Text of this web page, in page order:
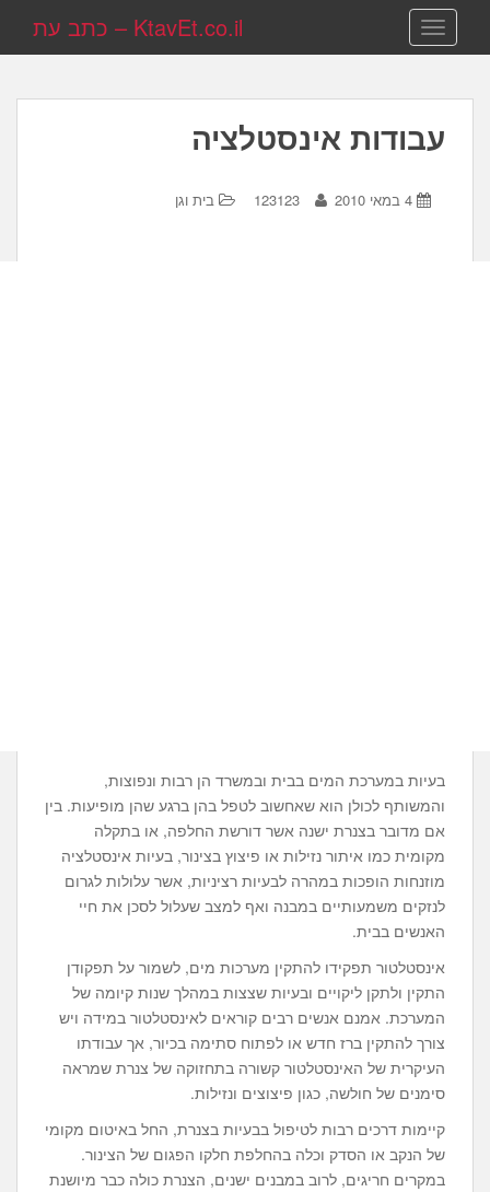
TOGGLE NAVIGATION KtavEt.co.il – כתב עת
עבודות אינסטלציה
4 במאי 2010 123123 בית וגן
בעיות במערכת המים בבית ובמשרד הן רבות ונפוצות,
והמשותף לכולן הוא שאחשוב לטפל בהן ברגע שהן מופיעות. בין
אם מדובר בצנרת ישנה אשר דורשת החלפה, או בתקלה
מקומית כמו איתור נזילות או פיצוץ בצינור, בעיות אינסטלציה
מוזנחות הופכות במהרה לבעיות רציניות, אשר עלולות לגרום
לנזקים משמעותיים במבנה ואף למצב שעלול לסכן את חיי
האנשים בבית.
אינסטלטור תפקידו להתקין מערכות מים, לשמור על תפקודן
התקין ולתקן ליקויים ובעיות שצצות במהלך שנות קיומה של
המערכת. אמנם אנשים רבים קוראים לאינסטלטור במידה ויש
צורך להתקין ברז חדש או לפתוח סתימה בכיור, אך עבודתו
העיקרית של האינסטלטור קשורה בתחזוקה של צנרת שמראה
סימנים של חולשה, כגון פיצוצים ונזילות.
קיימות דרכים רבות לטיפול בבעיות בצנרת, החל באיטום מקומי
של הנקב או הסדק וכלה בהחלפת חלקו הפגום של הצינור.
במקרים חריגים, לרוב במבנים ישנים, הצנרת כולה כבר מיושנת